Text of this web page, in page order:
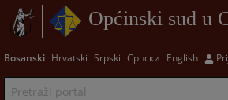
Općinski sud u
Bosanski Hrvatski Srpski Српски English